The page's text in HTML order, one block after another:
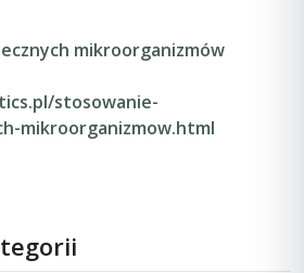
mikroorganizmów
stosowanie-
mikroorganizmow.html